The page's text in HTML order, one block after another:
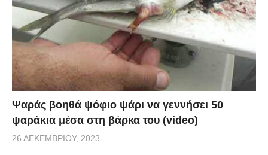
εξαπλωθεί από τα κατοικίδια τους ιδιοκτήτες. Πλέον
δεν είναι απαραίτητο να αναφέρονται οι περιπτώσεις
λεπτοσπείρωσης, οπότε είναι άγνωστο το πόσο
συνηθισμένη ή όχι είναι.
Credit:sun-gazing.com
Ψαράς βοηθά ψόφιο ψάρι να γεννήσει 50
ψαράκια μέσα στη βάρκα του (video)
26 ΔΕΚΕΜΒΡΊΟΥ, 2023